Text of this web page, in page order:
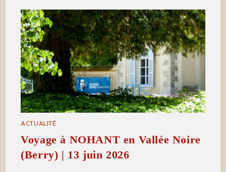
ACTUALITÉ
Voyage à NOHANT en Vallée Noire
(Berry) | 13 juin 2026